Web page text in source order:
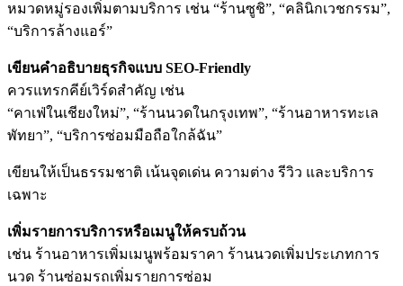
หมวดหมู่รองเพิ่มตามบริการ เช่น “ร้านซูชิ”, “คลินิกเวชกรรม”,
“บริการล้างแอร์”
เขียนคำอธิบายธุรกิจแบบ SEO-Friendly
ควรแทรกคีย์เวิร์ดสำคัญ เช่น
“คาเฟ่ในเชียงใหม่”, “ร้านนวดในกรุงเทพ”, “ร้านอาหารทะเล
พัทยา”, “บริการซ่อมมือถือใกล้ฉัน”
เขียนให้เป็นธรรมชาติ เน้นจุดเด่น ความต่าง รีวิว และบริการ
เฉพาะ
เพิ่มรายการบริการหรือเมนูให้ครบถ้วน
เช่น ร้านอาหารเพิ่มเมนูพร้อมราคา ร้านนวดเพิ่มประเภทการ
นวด ร้านซ่อมรถเพิ่มรายการซ่อม